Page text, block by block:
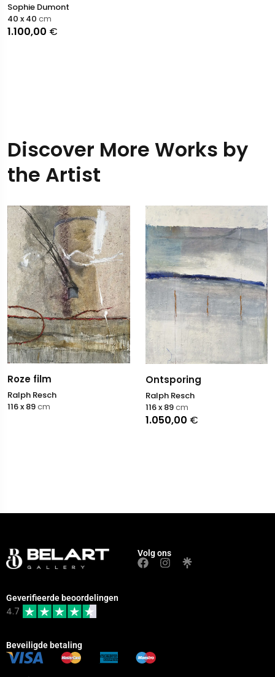
Sophie Dumont
1.100,00 €
40 x 40 cm
Discover More Works by
the Artist
film
Resch
89cm
Ontsporing
Ralph Resch
1.050,00€
116 x 89cm
50
Volg ons
Geverifieerde beoordelingen
4.7
Beveiligde betaling